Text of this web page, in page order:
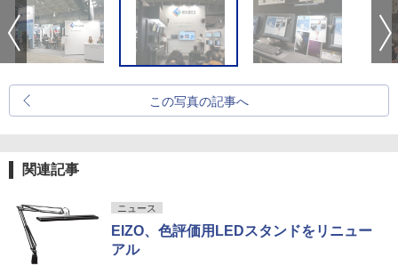
この写真の記事へ
関連記事
ニュース
EIZO、色評価用LEDスタンドをリニュー
アル